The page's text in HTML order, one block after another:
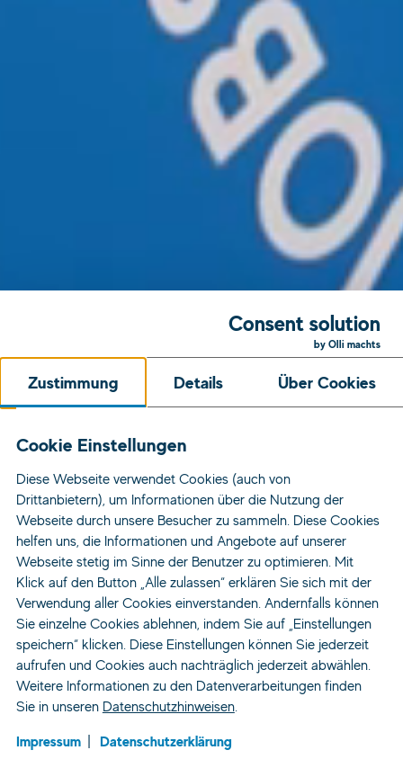
Consent solution
by Olli machts
Zustimmung Details Über Cookies
Cookie Einstellungen
Diese Webseite verwendet Cookies (auch von
Drittanbietern), um Informationen über die Nutzung der
Webseite durch unsere Besucher zu sammeln. Diese Cookies
helfen uns, die Informationen und Angebote auf unserer
Webseite stetig im Sinne der Benutzer zu optimieren. Mit
Klick auf den Button „Alle zulassen“ erklären Sie sich mit der
Verwendung aller Cookies einverstanden. Andernfalls können
Sie einzelne Cookies ablehnen, indem Sie auf „Einstellungen
speichern“ klicken. Diese Einstellungen können Sie jederzeit
aufrufen und Cookies auch nachträglich jederzeit abwählen.
Weitere Informationen zu den Datenverarbeitungen finden
Sie in unseren Datenschutzhinweisen.
Impressum
Datenschutzerklärung